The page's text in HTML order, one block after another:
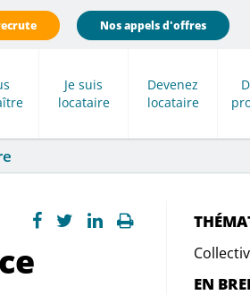
Nos appels d'offres
Je suis
locataire
Devenez
locataire
EN